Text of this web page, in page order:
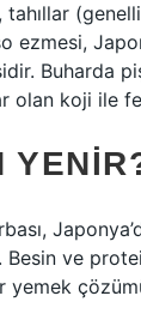
ezmesi,
Buharda
koji ile
ve
yemek